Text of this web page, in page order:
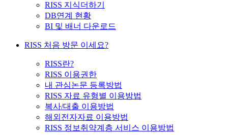
RISS 지식더하기
DB연계 현황
BI 및 배너 다운로드
RISS 처음 방문 이세요?
RISS란?
RISS 이용권한
내 관심논문 등록방법
RISS 자료 유형별 이용방법
복사/대출 이용방법
해외전자자료 이용방법
RISS 정보취약계층 서비스 이용방법